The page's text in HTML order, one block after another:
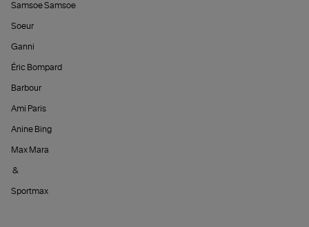
Samsoe Samsoe
Soeur
Ganni
Éric Bompard
Barbour
Ami Paris
Anine Bing
Max Mara
&
Sportmax